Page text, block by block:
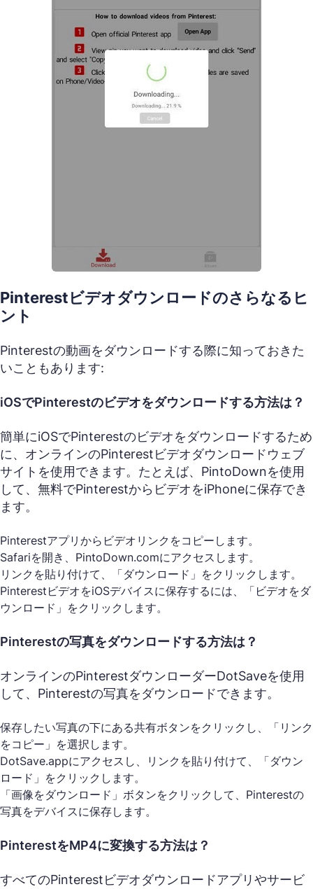
Pinterestビデオダウンロードのさらなるヒ
ント
Pinterestの動画をダウンロードする際に知っておきた
いこともあります:
iOSでPinterestのビデオをダウンロードする方法は？
簡単にiOSでPinterestのビデオをダウンロードするため
に、オンラインのPinterestビデオダウンロードウェブ
サイトを使用できます。たとえば、PintoDownを使用
して、無料でPinterestからビデオをiPhoneに保存でき
ます。
Pinterestアプリからビデオリンクをコピーします。
Safariを開き、PintoDown.comにアクセスします。
リンクを貼り付けて、「ダウンロード」をクリックします。
PinterestビデオをiOSデバイスに保存するには、「ビデオをダ
ウンロード」をクリックします。
Pinterestの写真をダウンロードする方法は？
オンラインのPinterestダウンローダーDotSaveを使用
して、Pinterestの写真をダウンロードできます。
保存したい写真の下にある共有ボタンをクリックし、「リンク
をコピー」を選択します。
DotSave.appにアクセスし、リンクを貼り付けて、「ダウン
ロード」をクリックします。
「画像をダウンロード」ボタンをクリックして、Pinterestの
写真をデバイスに保存します。
PinterestをMP4に変換する方法は？
すべてのPinterestビデオダウンロードアプリやサービ